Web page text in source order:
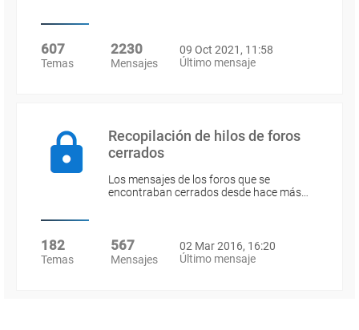
607
Temas
2230
Mensajes
09 Oct 2021, 11:58
Último mensaje
Recopilación de hilos de foros
cerrados
Los mensajes de los foros que se
encontraban cerrados desde hace más…
182
Temas
567
Mensajes
02 Mar 2016, 16:20
Último mensaje